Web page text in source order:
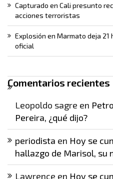
Capturado en Cali presunto
acciones terroristas
Explosión en Marmato deja
oficial
Comentarios recientes
Leopoldo sagre en
Pereira, ¿qué dijo?
periodista en Hoy se
hallazgo de Marisol, su
Lawrence en Hoy se